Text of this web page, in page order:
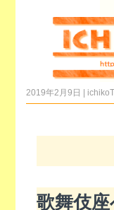
2019年2月9日 |
歌舞伎座